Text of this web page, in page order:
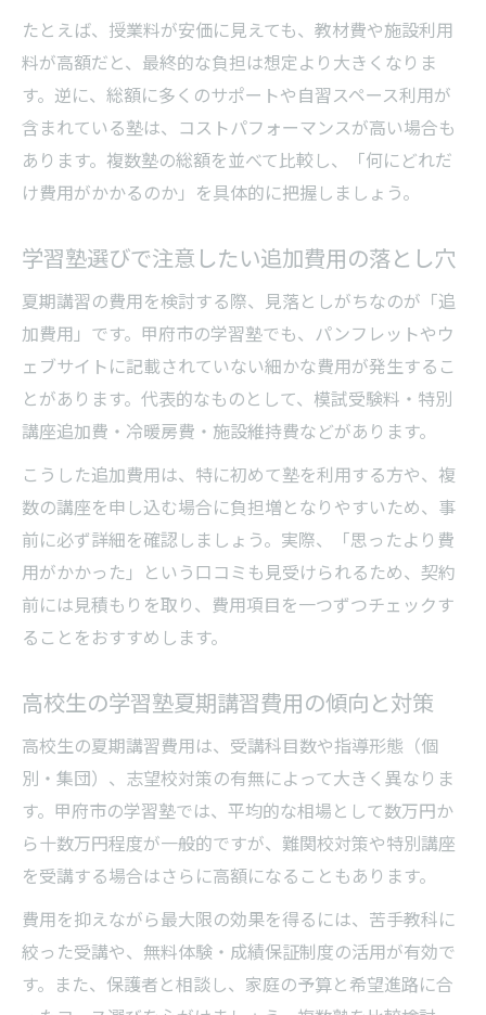
学習塾の夏期講習で押さえるべき指導内容
合格を目指す学習塾夏期講習活用のポイン
ト
学習塾の夏期講習で成果を上げる対策法
追加費用まで把握する塾比較のポイント
は
学習塾の入会金や教材費の確認が重要な理
由
学習塾の設備費やテスト代まで詳細にチェ
ック
追加費用が発生しやすい学習塾の特徴を知
る
学習塾選びで総額見積もりの比較方法を解
説
学習塾のサポート体制と学習効果を検証
学習塾のサポート体制が学習効果に与える
影響
個別対応が強みの学習塾サポート内容とは
学習塾で保護者相談やフィードバックを重
視
学習塾サポート体制の質で差が出る成果例
たとえば、授業料が安価に見えても、教材費や施設利用
料が高額だと、最終的な負担は想定より大きくなりま
す。逆に、総額に多くのサポートや自習スペース利用が
含まれている塾は、コストパフォーマンスが高い場合も
あります。複数塾の総額を並べて比較し、「何にどれだ
け費用がかかるのか」を具体的に把握しましょう。
学習塾選びで注意したい追加費用の落とし穴
夏期講習の費用を検討する際、見落としがちなのが「追
加費用」です。甲府市の学習塾でも、パンフレットやウ
ェブサイトに記載されていない細かな費用が発生するこ
とがあります。代表的なものとして、模試受験料・特別
講座追加費・冷暖房費・施設維持費などがあります。
こうした追加費用は、特に初めて塾を利用する方や、複
数の講座を申し込む場合に負担増となりやすいため、事
前に必ず詳細を確認しましょう。実際、「思ったより費
用がかかった」という口コミも見受けられるため、契約
前には見積もりを取り、費用項目を一つずつチェックす
ることをおすすめします。
高校生の学習塾夏期講習費用の傾向と対策
高校生の夏期講習費用は、受講科目数や指導形態（個
別・集団）、志望校対策の有無によって大きく異なりま
す。甲府市の学習塾では、平均的な相場として数万円か
ら十数万円程度が一般的ですが、難関校対策や特別講座
を受講する場合はさらに高額になることもあります。
費用を抑えながら最大限の効果を得るには、苦手教科に
絞った受講や、無料体験・成績保証制度の活用が有効で
す。また、保護者と相談し、家庭の予算と希望進路に合